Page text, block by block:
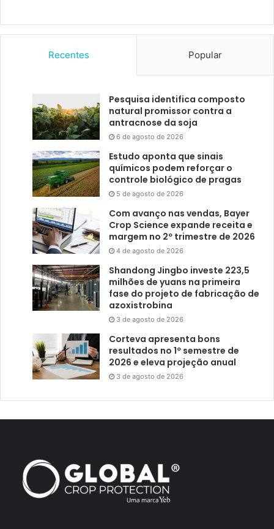
Recentes Popular
Pesquisa identifica composto
natural promissor contra a
antracnose da soja
6 de agosto de 2026
Estudo aponta que sinais
químicos podem reforçar o
controle biológico de pragas
5 de agosto de 2026
Com avanço nas vendas, Bayer
Crop Science expande receita e
margem no 2º trimestre de 2026
4 de agosto de 2026
Shandong Jingbo investe 223,5
milhões de yuans na primeira
fase do projeto de fabricação de
azoxistrobina
3 de agosto de 2026
Corteva apresenta bons
resultados no 1º semestre de
2026 e eleva projeção anual
3 de agosto de 2026